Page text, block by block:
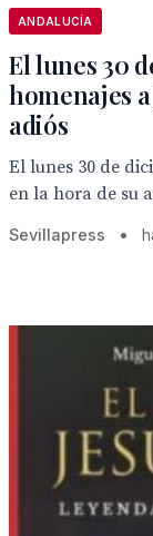
ANDALUCÍA
El lunes 30
homenajes
adiós
El lunes 30 de
en la hora de su
Sevillapress •